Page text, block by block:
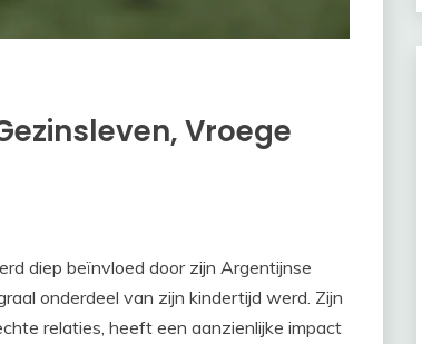
Vroege
diep beïnvloed door zijn Argentijnse
onderdeel van zijn kindertijd werd. Zijn
relaties, heeft een aanzienlijke impact